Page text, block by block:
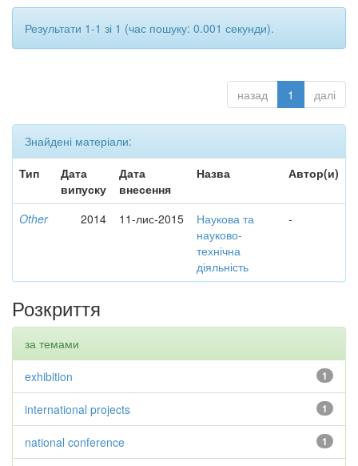
Результати 1-1 зі 1 (час пошуку: 0.001 секунди).
назад 1 далі
Знайдені матеріали:
Тип
Дата
випуску
Дата
внесення
Назва Автор(и)
Other 2014 11-лис-2015
Наукова та
науково-
технічна
діяльність
-
Розкриття
за темами
1
exhibition
1
international projects
1
national conference